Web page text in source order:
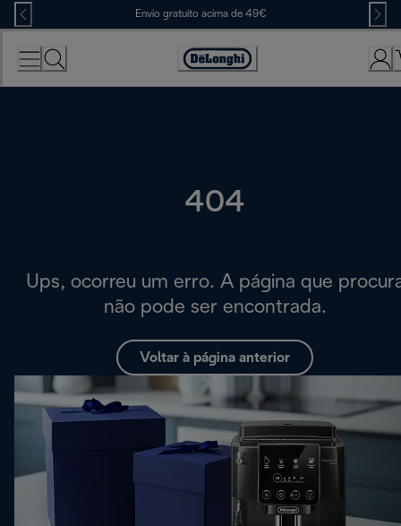
Skip
to
Content
Envio gratuito acima de 49€
Accessibility
Statement
404
Ups, ocorreu um erro. A página que
não pode ser encontrada.
Voltar à página anterior